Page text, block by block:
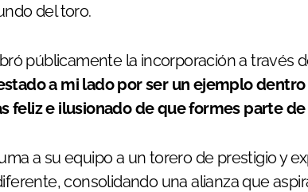
del toro.
públicamente la incorporación a través
a mi lado por ser un ejemplo dentro
feliz e ilusionado de que formes parte
a su equipo a un torero de prestigio y
consolidando una alianza que